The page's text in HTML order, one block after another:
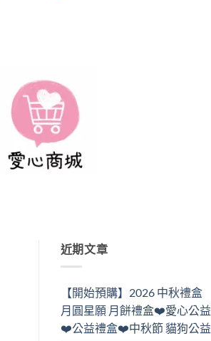
近期文章
【開始預購】2026 中秋禮盒
月圓星願 月餅禮盒❤️愛心公益
❤️公益禮盒❤️中秋節 貓狗公益